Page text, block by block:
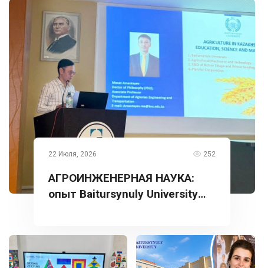
22 Июля, 2026 252
АГРОИНЖЕНЕРНАЯ НАУКА:
опыт Baitursynuly University